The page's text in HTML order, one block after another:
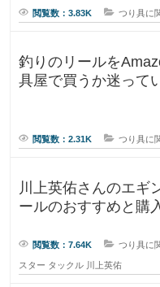
閲覧数：3.83K つり具に
釣りのリールを
具屋で買うか迷って
閲覧数：2.31K つり具に
川上英佑さんのエギ
ールのおすすめと購入先まとめ
閲覧数：7.64K つり具に
スター タックル 川上英佑